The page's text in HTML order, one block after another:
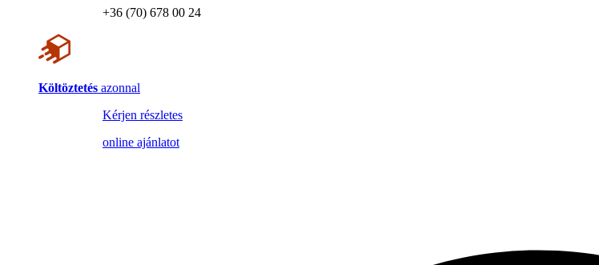
+36 (70) 678 00 24
Költöztetés azonnal
Kérjen részletes
online ajánlatot